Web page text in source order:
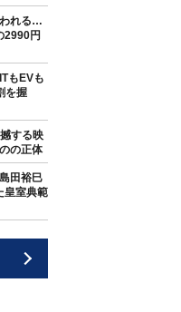
れる…
2990円
もEVも
を握
する映
の正体
田裕巳
皇室典範